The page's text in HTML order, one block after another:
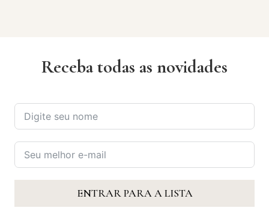
Receba todas as novidades
ENTRAR PARA A LISTA